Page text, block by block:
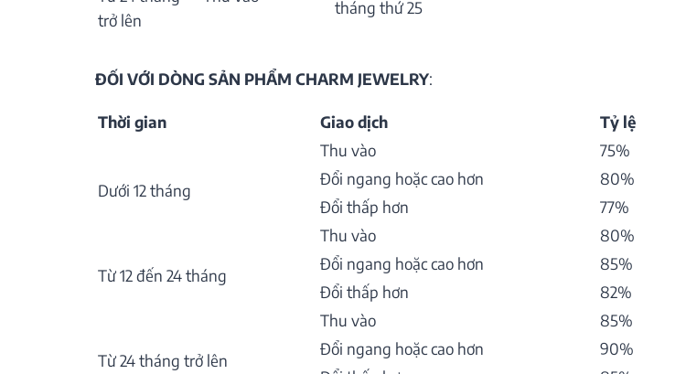
trở lên
tháng thứ 25
ĐỐI VỚI DÒNG SẢN PHẨM CHARM JEWELRY:
Thời gian Giao dịch Tỷ lệ
Dưới 12 tháng
Thu vào
75%
Đổi ngang hoặc cao hơn
80%
Đổi thấp hơn
77%
Từ 12 đến 24 tháng
Thu vào
80%
Đổi ngang hoặc cao hơn
85%
Đổi thấp hơn
82%
Từ 24 tháng trở lên
Thu vào
85%
Đổi ngang hoặc cao hơn
90%